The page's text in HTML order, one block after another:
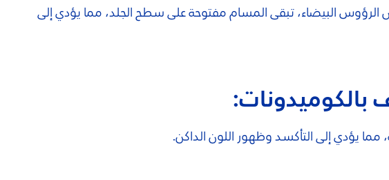
الرؤوس البيضاء، تبقى المسام مفتوحة على سطح الجلد، مما يؤدي إلى
بالكوميدونات:
يؤدي إلى التأكسد وظهور اللون الداكن.